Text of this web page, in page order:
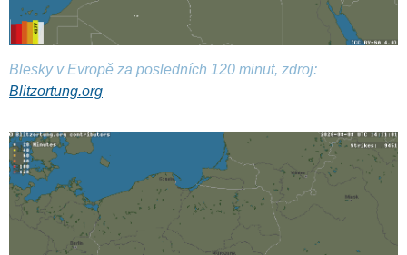
Blesky v Evropě za posledních 120 minut, zdroj:
Blitzortung.org